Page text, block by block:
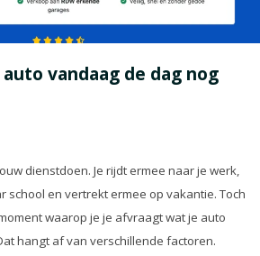
vandaag de dag nog
dienstdoen. Je rijdt ermee naar je werk,
school en vertrekt ermee op vakantie. Toch
waarop je je afvraagt wat je auto
hangt af van verschillende factoren.